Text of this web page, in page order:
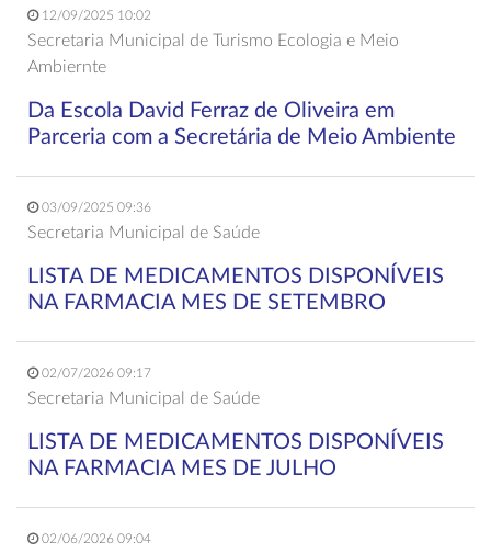
12/09/2025 10:02
Secretaria Municipal de Turismo Ecologia e Meio
Ambiernte
Da Escola David Ferraz de Oliveira em
Parceria com a Secretária de Meio Ambiente
03/09/2025 09:36
Secretaria Municipal de Saúde
LISTA DE MEDICAMENTOS DISPONÍVEIS
NA FARMACIA MES DE SETEMBRO
02/07/2026 09:17
Secretaria Municipal de Saúde
LISTA DE MEDICAMENTOS DISPONÍVEIS
NA FARMACIA MES DE JULHO
02/06/2026 09:04